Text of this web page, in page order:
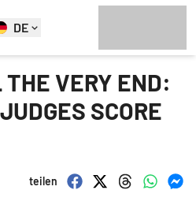
DE
VERY END:
SCORE
teilen